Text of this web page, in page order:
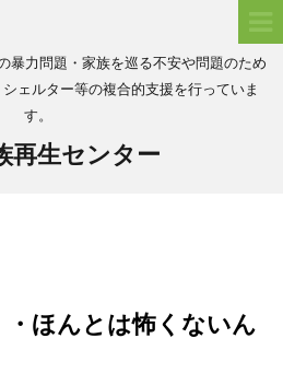
暴力問題・家族を巡る不安や問題のため
ェルター等の複合的支援を行っていま
す。
再生センター
ほんとは怖くないん